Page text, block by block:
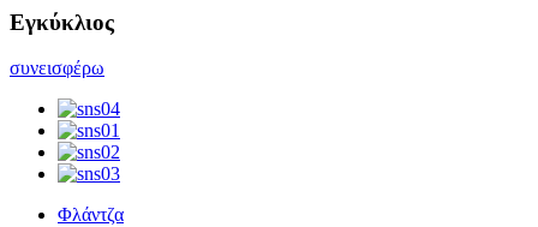
Εγκύκλιος
συνεισφέρω
Φλάντζα